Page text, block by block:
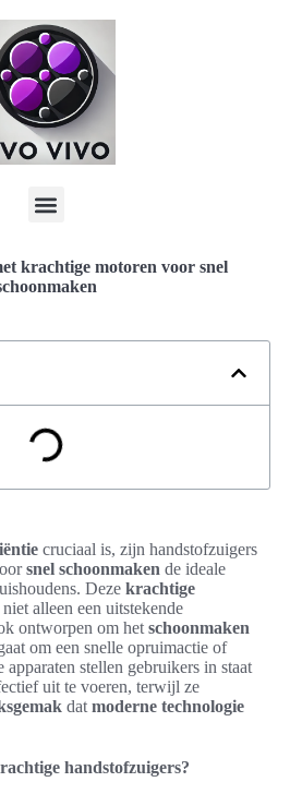
krachtige motoren voor snel
cruciaal is, zijn handstofzuigers
snel schoonmaken de ideale
Deze krachtige
alleen een uitstekende
ontworpen om het schoonmaken
om een snelle opruimactie of
stellen gebruikers in staat
uit te voeren, terwijl ze
dat moderne technologie
handstofzuigers?